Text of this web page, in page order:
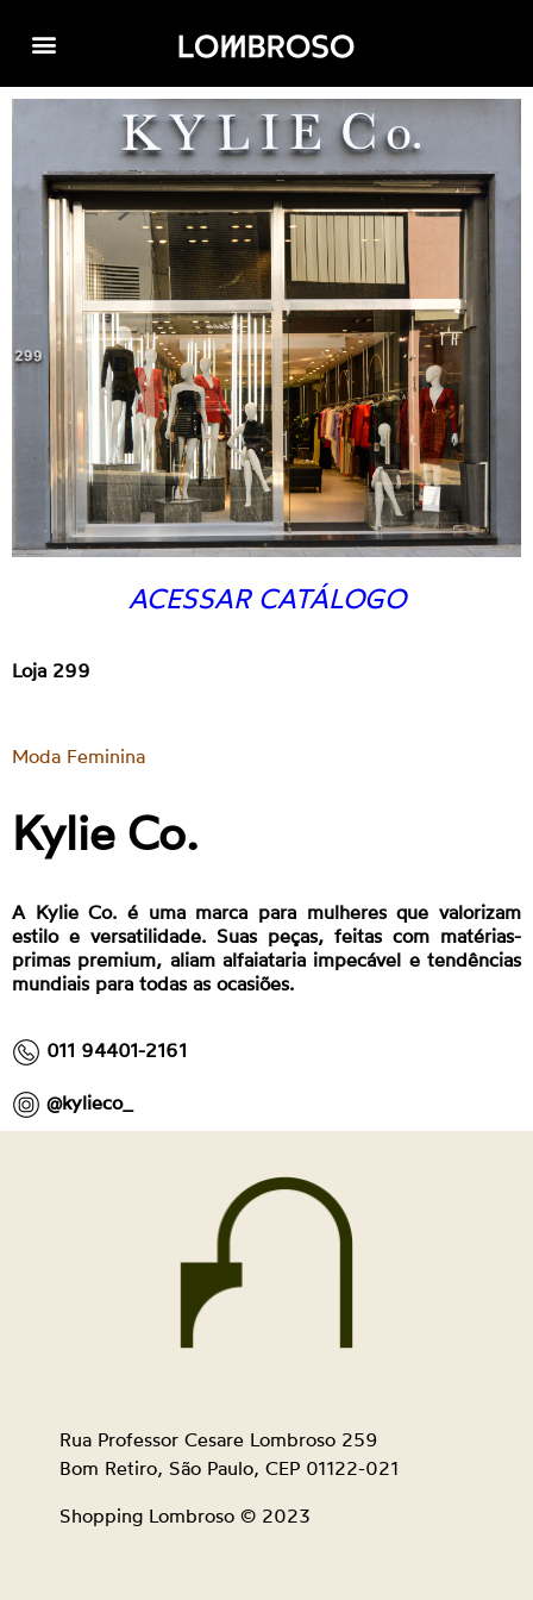
ACESSAR CATÁLOGO
Loja 299
Moda Feminina
Kylie Co.
A Kylie Co. é uma marca para mulheres que valorizam
estilo e versatilidade. Suas peças, feitas com matérias-
primas premium, aliam alfaiataria impecável e tendências
mundiais para todas as ocasiões.
011 94401-2161
@kylieco_
Rua Professor Cesare Lombroso 259
Bom Retiro, São Paulo, CEP 01122-021
Shopping Lombroso © 2023